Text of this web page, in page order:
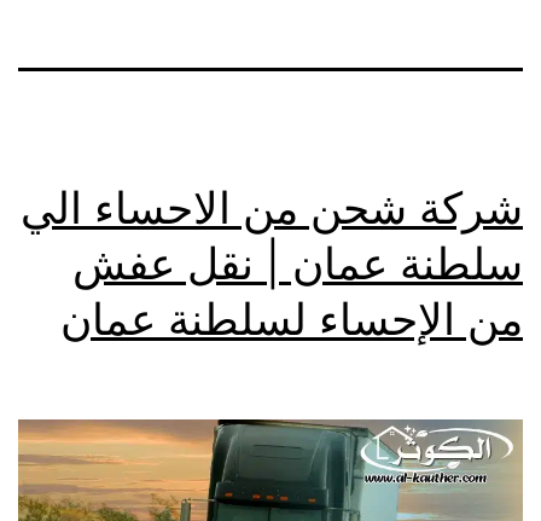
شركة شحن من الاحساء الي
سلطنة عمان | نقل عفش
من الإحساء لسلطنة عمان